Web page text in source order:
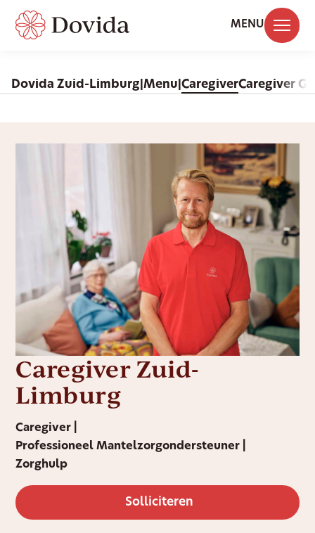
MENU
Dovida Zuid-Limburg |Menu| CaregiverCaregiver
Caregiver Zuid-
Limburg
Caregiver |
Professioneel Mantelzorgondersteuner |
Zorghulp
Solliciteren